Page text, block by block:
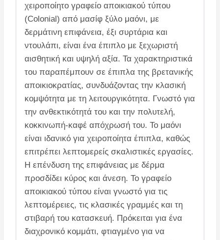
χειροποίητο γραφείο αποικιακού τύπου
(Colonial) από μασίφ ξύλο μαόνι, με
δερμάτινη επιφάνεια, έξι συρτάρια και
ντουλάπι, είναι ένα έπιπλο με ξεχωριστή
αισθητική και υψηλή αξία. Τα χαρακτηριστικά
του παραπέμπουν σε έπιπλα της βρετανικής
αποικιοκρατίας, συνδυάζοντας την κλασική
κομψότητα με τη λειτουργικότητα. Γνωστό για
την ανθεκτικότητά του και την πολυτελή,
κοκκινωπή-καφέ απόχρωσή του. Το μαόνι
είναι ιδανικό για χειροποίητα έπιπλα, καθώς
επιτρέπει λεπτομερείς σκαλιστικές εργασίες.
Η επένδυση της επιφάνειας με δέρμα
προσδίδει κύρος και άνεση. Το γραφείο
αποικιακού τύπου είναι γνωστό για τις
λεπτομέρειες, τις κλασικές γραμμές και τη
στιβαρή του κατασκευή. Πρόκειται για ένα
διαχρονικό κομμάτι, φτιαγμένο για να